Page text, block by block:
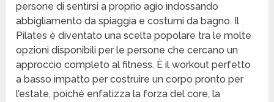
persone di sentirsi a proprio agio indossando
abbigliamento da spiaggia e costumi da bagno. Il
Pilates è diventato una scelta popolare tra le molte
opzioni disponibili per le persone che cercano un
approccio completo al fitness. È il workout perfetto
a basso impatto per costruire un corpo pronto per
l’estate, poiché enfatizza la forza del core, la